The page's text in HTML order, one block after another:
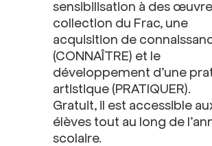
sensibilisation à des
collection du Frac, une
acquisition de
(CONNAÎTRE) et le
développement d’une
artistique (PRATIQUER).
Gratuit, il est accessible
élèves tout au long de
scolaire.